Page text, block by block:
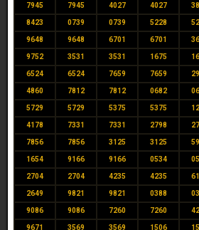
7945 7945 4027 4027
8423 0739 0739 5228
9648 9648 6701 6701
9752 3531 3531 1675
6524 6524 7659 7659
4860 7812 7812 0682
5729 5729 5375 5375
4178 7331 7331 2798
7856 7856 3125 3125
1654 9166 9166 0534
2704 2704 4235 4235
2649 9821 9821 0388
9086 9086 7260 7260
9671 3569 3569 1506